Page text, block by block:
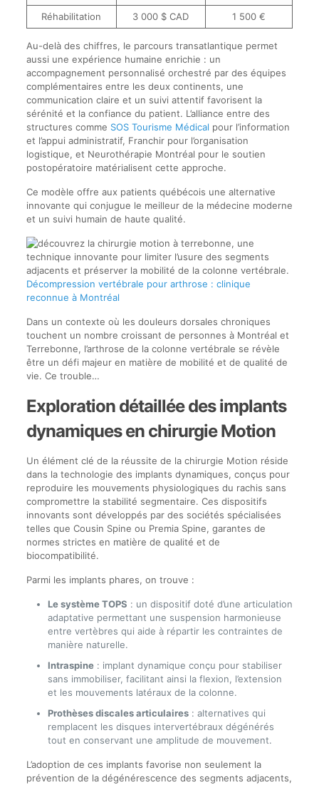
Réhabilitation 3 000 $ CAD 1 500 €
Au-delà des chiffres, le parcours transatlantique permet
aussi une expérience humaine enrichie : un
accompagnement personnalisé orchestré par des équipes
complémentaires entre les deux continents, une
communication claire et un suivi attentif favorisent la
sérénité et la confiance du patient. L’alliance entre des
structures comme SOS Tourisme Médical pour l’information
et l’appui administratif, Franchir pour l’organisation
logistique, et Neurothérapie Montréal pour le soutien
postopératoire matérialisent cette approche.
Ce modèle offre aux patients québécois une alternative
innovante qui conjugue le meilleur de la médecine moderne
et un suivi humain de haute qualité.
Décompression vertébrale pour arthrose : clinique
reconnue à Montréal
Dans un contexte où les douleurs dorsales chroniques
touchent un nombre croissant de personnes à Montréal et
Terrebonne, l’arthrose de la colonne vertébrale se révèle
être un défi majeur en matière de mobilité et de qualité de
vie. Ce trouble…
Exploration détaillée des implants
dynamiques en chirurgie Motion
Un élément clé de la réussite de la chirurgie Motion réside
dans la technologie des implants dynamiques, conçus pour
reproduire les mouvements physiologiques du rachis sans
compromettre la stabilité segmentaire. Ces dispositifs
innovants sont développés par des sociétés spécialisées
telles que Cousin Spine ou Premia Spine, garantes de
normes strictes en matière de qualité et de
biocompatibilité.
Parmi les implants phares, on trouve :
Le système TOPS : un dispositif doté d’une articulation
adaptative permettant une suspension harmonieuse
entre vertèbres qui aide à répartir les contraintes de
manière naturelle.
Intraspine: implant dynamique conçu pour stabiliser
sans immobiliser, facilitant ainsi la flexion, l’extension
et les mouvements latéraux de la colonne.
Prothèses discales articulaires: alternatives qui
remplacent les disques intervertébraux dégénérés
tout en conservant une amplitude de mouvement.
L’adoption de ces implants favorise non seulement la
prévention de la dégénérescence des segments adjacents,